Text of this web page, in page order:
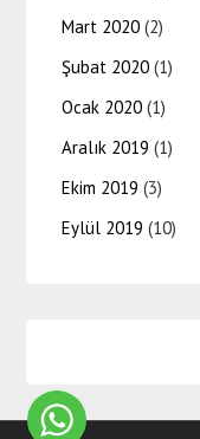
Mart 2020 (2)
Şubat 2020 (1)
Ocak 2020 (1)
Aralık 2019 (1)
Ekim 2019 (3)
Eylül 2019 (10)